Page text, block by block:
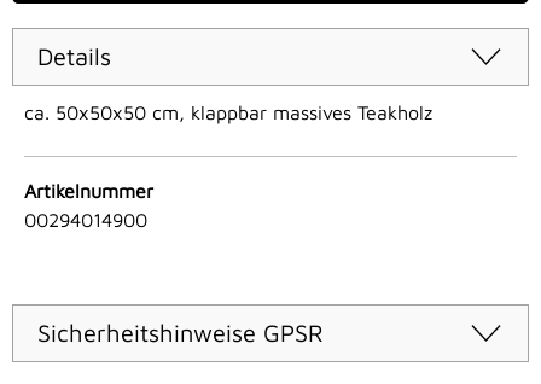
Details
ca. 50x50x50 cm, klappbar massives Teakholz
Artikelnummer
00294014900
Sicherheitshinweise GPSR